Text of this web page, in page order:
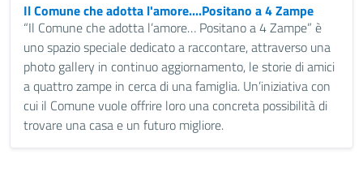
Il Comune che adotta l'amore....Positano a 4 Zampe
“Il Comune che adotta l’amore… Positano a 4 Zampe” è
uno spazio speciale dedicato a raccontare, attraverso una
photo gallery in continuo aggiornamento, le storie di amici
a quattro zampe in cerca di una famiglia. Un’iniziativa con
cui il Comune vuole offrire loro una concreta possibilità di
trovare una casa e un futuro migliore.